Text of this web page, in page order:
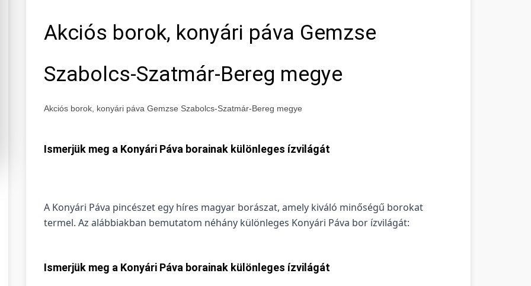
Akciós borok, konyári páva Gemzse
Szabolcs-Szatmár-Bereg megye
Akciós borok, konyári páva Gemzse Szabolcs-Szatmár-Bereg megye
Ismerjük meg a Konyári Páva borainak különleges ízvilágát
A Konyári Páva pincészet egy híres magyar borászat, amely kiváló minőségű borokat
termel. Az alábbiakban bemutatom néhány különleges Konyári Páva bor ízvilágát:
Ismerjük meg a Konyári Páva borainak különleges ízvilágát